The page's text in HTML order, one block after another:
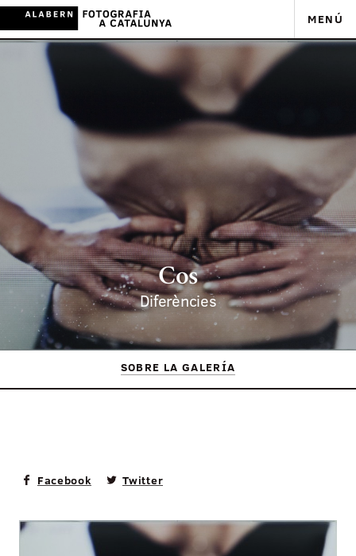
MENÚ
Cos
Diferències
SOBRE LA GALERÍ­A
Facebook Twitter